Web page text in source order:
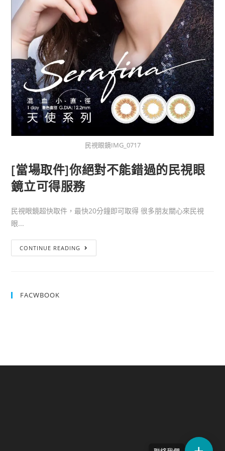
民視眼鏡IMG_0717
[當場取件]你絕對不能錯過的民視眼
鏡立可得服務
民視眼鏡超快取件，最快20分鐘即可取得 很多朋友關心來民視
眼...
CONTINUE READING
FACWBOOK